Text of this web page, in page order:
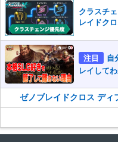
クラスチ
レイドク
注目
自
レイして
ゼノブレイドクロス ディ